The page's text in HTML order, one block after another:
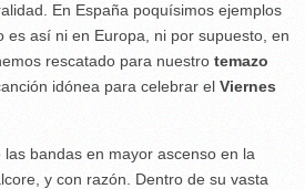
En España poquísimos ejemplos
es así ni en Europa, ni por supuesto, en
rescatado para nuestro temazo
idónea para celebrar el Viernes
las bandas en mayor ascenso en la
y con razón. Dentro de su vasta